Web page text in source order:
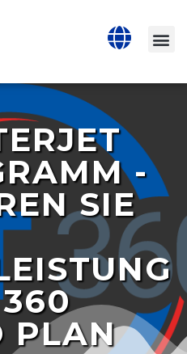
-
SIE
PLAN